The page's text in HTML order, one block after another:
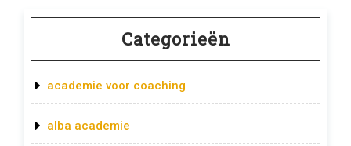
Categorieën
academie voor coaching
alba academie